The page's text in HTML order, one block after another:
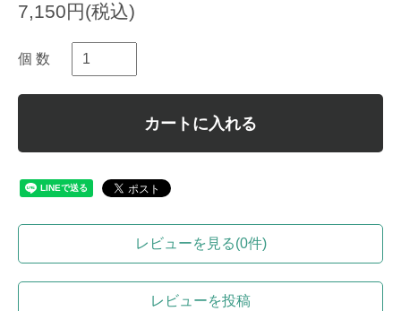
7,150円(税込)
個 数
カートに入れる
レビューを見る(0件)
レビューを投稿